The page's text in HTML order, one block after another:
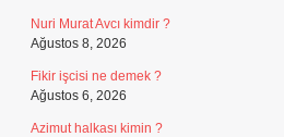
Nuri Murat Avcı kimdir ?
Ağustos 8, 2026
Fikir işcisi ne demek ?
Ağustos 6, 2026
Azimut halkası kimin ?